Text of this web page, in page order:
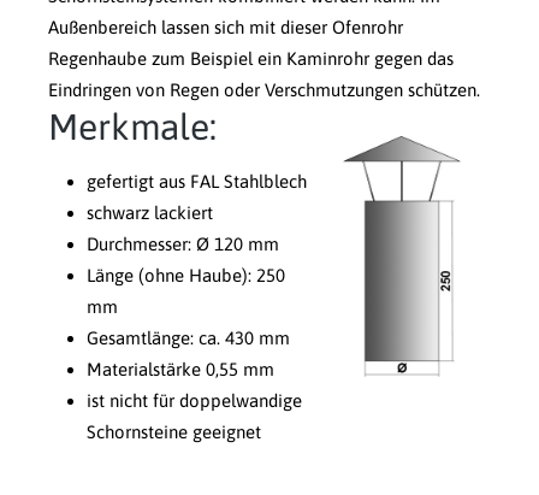
Außenbereich lassen sich mit dieser Ofenrohr
Regenhaube zum Beispiel ein Kaminrohr gegen das
Eindringen von Regen oder Verschmutzungen schützen.
Merkmale:
gefertigt aus FAL Stahlblech
schwarz lackiert
Durchmesser: Ø 120 mm
Länge (ohne Haube): 250
mm
Gesamtlänge: ca. 430 mm
Materialstärke 0,55 mm
ist nicht für doppelwandige
Schornsteine geeignet